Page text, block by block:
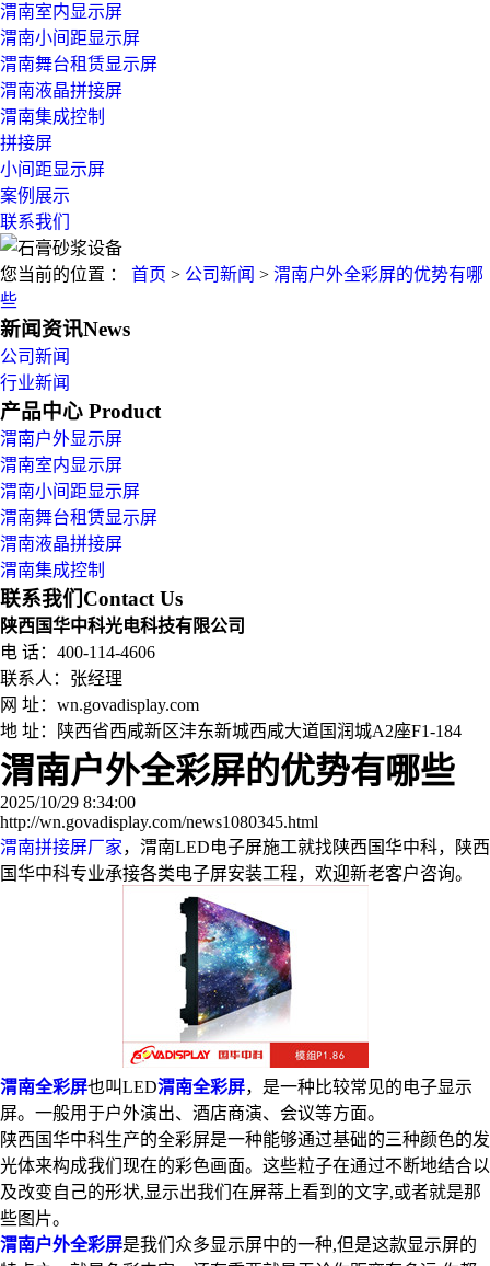
渭南室内显示屏
渭南小间距显示屏
渭南舞台租赁显示屏
渭南液晶拼接屏
渭南集成控制
拼接屏
小间距显示屏
案例展示
联系我们
您当前的位置 ： 首页 > 公司新闻 > 渭南户外全彩屏的优势有哪
些
新闻资讯News
公司新闻
行业新闻
产品中心 Product
渭南户外显示屏
渭南室内显示屏
渭南小间距显示屏
渭南舞台租赁显示屏
渭南液晶拼接屏
渭南集成控制
联系我们Contact Us
陕西国华中科光电科技有限公司
电 话：400-114-4606
联系人：张经理
网 址：wn.govadisplay.com
地 址：
陕西省西咸新区沣东新城西咸大道国润城A2座F1-184
渭南户外全彩屏的优势有哪些
2025/10/29 8:34:00
http://wn.govadisplay.com/news1080345.html
渭南拼接屏厂家，渭南LED电子屏施工就找陕西国华中科，陕西
国华中科专业承接各类电子屏安装工程，欢迎新老客户咨询。
渭南全彩屏也叫LED渭南全彩屏，是一种比较常见的电子显示
屏。一般用于户外演出、酒店商演、会议等方面。
陕西国华中科生产的全彩屏是一种能够通过基础的三种颜色的发
光体来构成我们现在的彩色画面。这些粒子在通过不断地结合以
及改变自己的形状,显示出我们在屏蒂上看到的文字,或者就是那
些图片。
渭南户外全彩屏是我们众多显示屏中的一种,但是这款显示屏的